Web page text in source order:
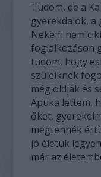
Tudom, de a
gyerekdalok, a
Nekem nem
foglalkozáson
tudom, hogy
szüleiknek
még oldják és
Apuka lettem,
őket,
megtennék
jó életük
már az